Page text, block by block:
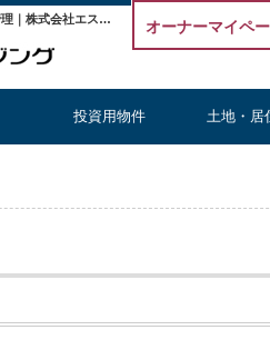
全国賃貸住宅新聞｜不動産投資コラム | 埼玉の不動産投資・収益物件・建物管理｜株式会社エストハウジング オーナーマイペ
投資用物件 土地・居